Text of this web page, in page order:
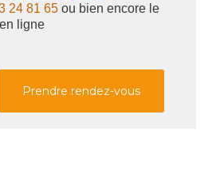
24 81 65 ou bien encore le
ligne
Prendre rendez-vous